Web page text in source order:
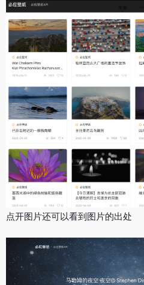
点开图片还可以看到图片的出处